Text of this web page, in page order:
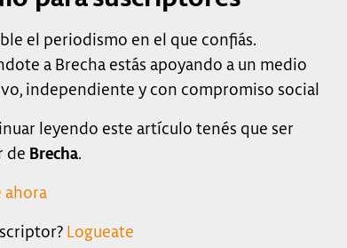
el periodismo en el que confiás.
a Brecha estás apoyando a un medio
independiente y con compromiso social
leyendo este artículo tenés que ser
de Brecha.
ahora
Logueate